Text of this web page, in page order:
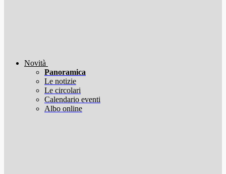
Novità
Panoramica
Le notizie
Le circolari
Calendario eventi
Albo online